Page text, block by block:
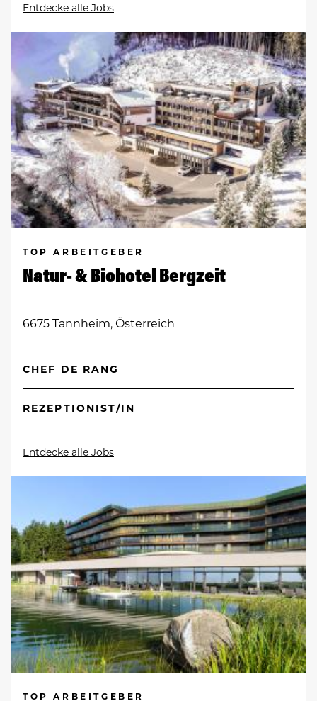
Entdecke alle Jobs
TOP ARBEITGEBER
Natur- & Biohotel Bergzeit
6675 Tannheim, Österreich
CHEF DE RANG
REZEPTIONIST/IN
Entdecke alle Jobs
TOP ARBEITGEBER